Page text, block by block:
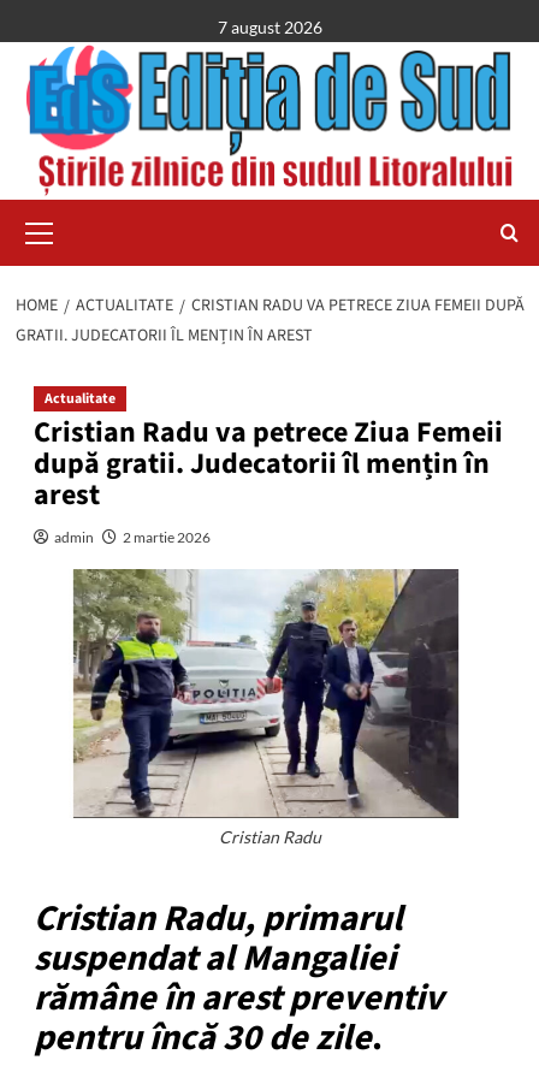
to
content
7 august 2026
Menu
HOME ACTUALITATE
CRISTIAN RADU VA PETRECE ZIUA FEMEII DUPĂ
GRATII. JUDECATORII ÎL MENȚIN ÎN AREST
Actualitate
Cristian Radu va petrece Ziua Femeii
după gratii. Judecatorii îl mențin în
arest
admin 2 martie 2026
Cristian Radu
Cristian Radu, primarul
suspendat al Mangaliei
rămâne în arest preventiv
pentru încă 30 de zile.